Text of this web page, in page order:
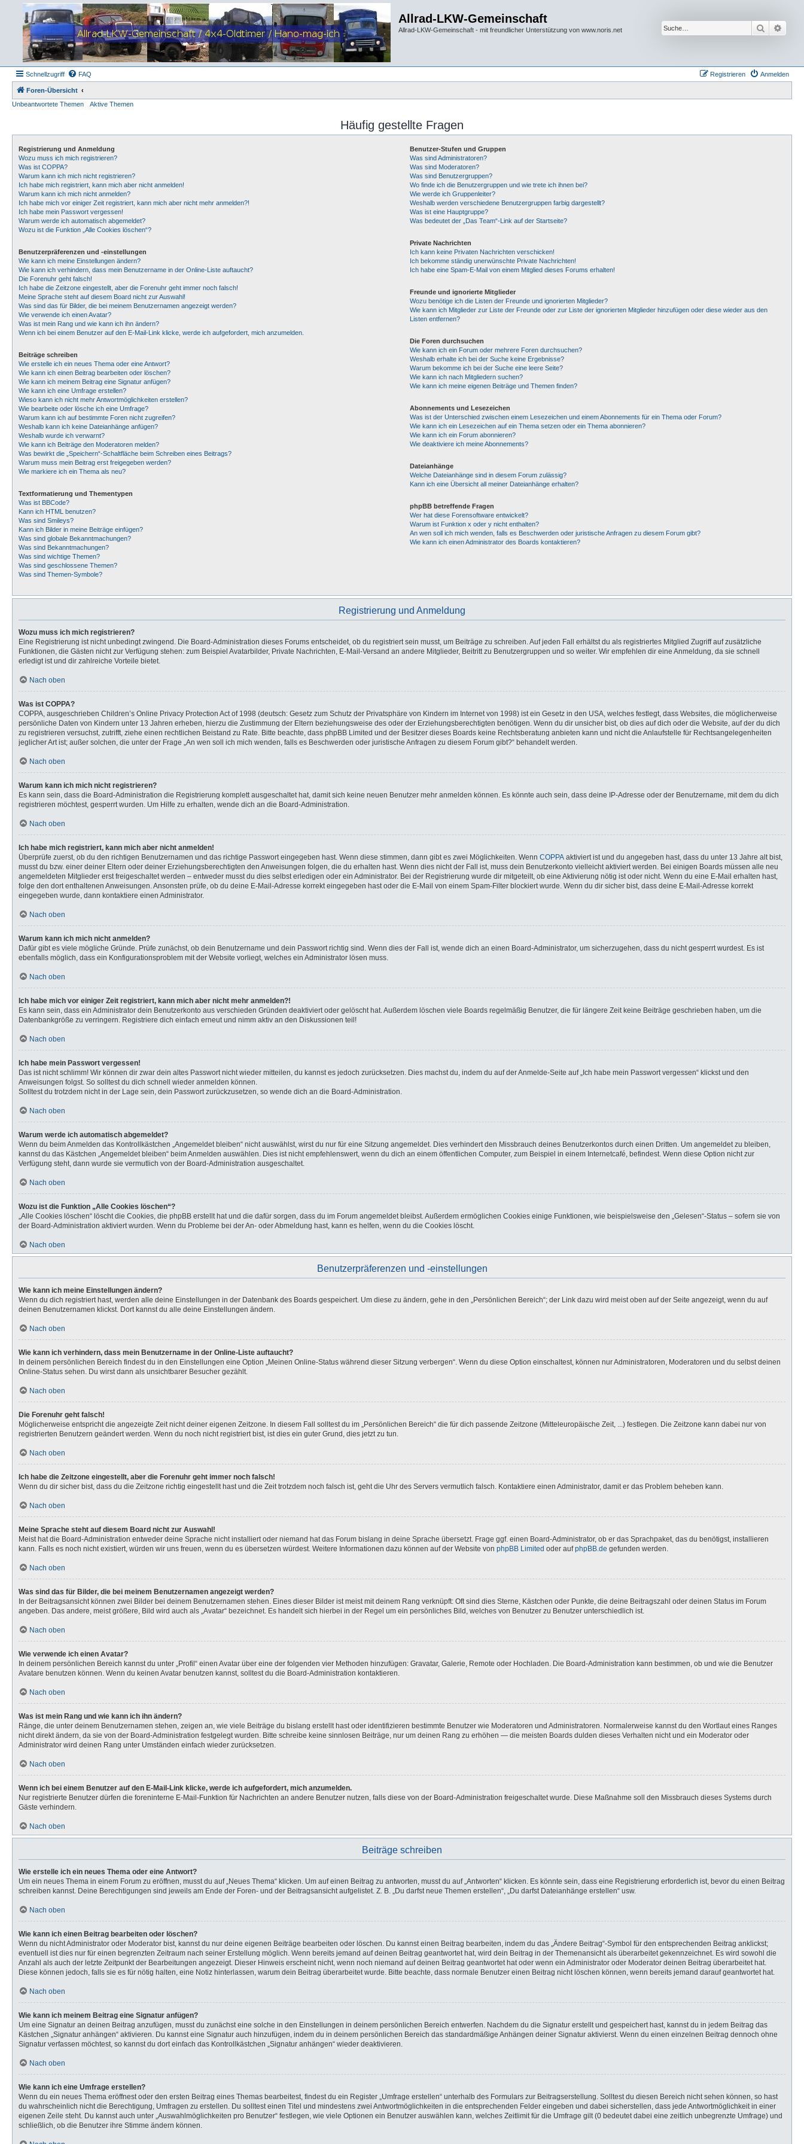
Allrad-LKW-Gemeinschaft
Allrad-LKW-Gemeinschaft - mit freundlicher Unterstützung von www.noris.net Suche
Schnellzugriff FAQ Anmelden
Registrieren
Foren-Übersicht
Unbeantwortete Themen
Aktive Themen
Häufig gestellte Fragen
Registrierung und Anmeldung
Wozu muss ich mich registrieren?
Was ist COPPA?
Warum kann ich mich nicht registrieren?
Ich habe mich registriert, kann mich aber nicht anmelden!
Warum kann ich mich nicht anmelden?
Ich habe mich vor einiger Zeit registriert, kann mich aber nicht mehr anmelden?!
Ich habe mein Passwort vergessen!
Warum werde ich automatisch abgemeldet?
Wozu ist die Funktion „Alle Cookies löschen“?
Benutzerpräferenzen und -einstellungen
Wie kann ich meine Einstellungen ändern?
Wie kann ich verhindern, dass mein Benutzername in der Online-Liste auftaucht?
Die Forenuhr geht falsch!
Ich habe die Zeitzone eingestellt, aber die Forenuhr geht immer noch falsch!
Meine Sprache steht auf diesem Board nicht zur Auswahl!
Was sind das für Bilder, die bei meinem Benutzernamen angezeigt werden?
Wie verwende ich einen Avatar?
Was ist mein Rang und wie kann ich ihn ändern?
Wenn ich bei einem Benutzer auf den E-Mail-Link klicke, werde ich aufgefordert, mich anzumelden.
Beiträge schreiben
Wie erstelle ich ein neues Thema oder eine Antwort?
Wie kann ich einen Beitrag bearbeiten oder löschen?
Wie kann ich meinem Beitrag eine Signatur anfügen?
Wie kann ich eine Umfrage erstellen?
Wieso kann ich nicht mehr Antwortmöglichkeiten erstellen?
Wie bearbeite oder lösche ich eine Umfrage?
Warum kann ich auf bestimmte Foren nicht zugreifen?
Weshalb kann ich keine Dateianhänge anfügen?
Weshalb wurde ich verwarnt?
Wie kann ich Beiträge den Moderatoren melden?
Was bewirkt die „Speichern“-Schaltfläche beim Schreiben eines Beitrags?
Warum muss mein Beitrag erst freigegeben werden?
Wie markiere ich ein Thema als neu?
Textformatierung und Thementypen
Was ist BBCode?
Kann ich HTML benutzen?
Was sind Smileys?
Kann ich Bilder in meine Beiträge einfügen?
Was sind globale Bekanntmachungen?
Was sind Bekanntmachungen?
Was sind wichtige Themen?
Was sind geschlossene Themen?
Was sind Themen-Symbole?
Benutzer-Stufen und Gruppen
Was sind Administratoren?
Was sind Moderatoren?
Was sind Benutzergruppen?
Wo finde ich die Benutzergruppen und wie trete ich ihnen bei?
Wie werde ich Gruppenleiter?
Weshalb werden verschiedene Benutzergruppen farbig dargestellt?
Was ist eine Hauptgruppe?
Was bedeutet der „Das Team“-Link auf der Startseite?
Private Nachrichten
Ich kann keine Privaten Nachrichten verschicken!
Ich bekomme ständig unerwünschte Private Nachrichten!
Ich habe eine Spam-E-Mail von einem Mitglied dieses Forums erhalten!
Freunde und ignorierte Mitglieder
Wozu benötige ich die Listen der Freunde und ignorierten Mitglieder?
Wie kann ich Mitglieder zur Liste der Freunde oder zur Liste der ignorierten Mitglieder hinzufügen oder diese wieder aus den
Listen entfernen?
Die Foren durchsuchen
Wie kann ich ein Forum oder mehrere Foren durchsuchen?
Weshalb erhalte ich bei der Suche keine Ergebnisse?
Warum bekomme ich bei der Suche eine leere Seite?
Wie kann ich nach Mitgliedern suchen?
Wie kann ich meine eigenen Beiträge und Themen finden?
Abonnements und Lesezeichen
Was ist der Unterschied zwischen einem Lesezeichen und einem Abonnements für ein Thema oder Forum?
Wie kann ich ein Lesezeichen auf ein Thema setzen oder ein Thema abonnieren?
Wie kann ich ein Forum abonnieren?
Wie deaktiviere ich meine Abonnements?
Dateianhänge
Welche Dateianhänge sind in diesem Forum zulässig?
Kann ich eine Übersicht all meiner Dateianhänge erhalten?
phpBB betreffende Fragen
Wer hat diese Forensoftware entwickelt?
Warum ist Funktion x oder y nicht enthalten?
An wen soll ich mich wenden, falls es Beschwerden oder juristische Anfragen zu diesem Forum gibt?
Wie kann ich einen Administrator des Boards kontaktieren?
Registrierung und Anmeldung
Wozu muss ich mich registrieren?
Eine Registrierung ist nicht unbedingt zwingend. Die Board-Administration dieses Forums entscheidet, ob du registriert sein musst, um Beiträge zu schreiben. Auf jeden Fall erhältst du als registriertes Mitglied Zugriff auf zusätzliche
Funktionen, die Gästen nicht zur Verfügung stehen: zum Beispiel Avatarbilder, Private Nachrichten, E-Mail-Versand an andere Mitglieder, Beitritt zu Benutzergruppen und so weiter. Wir empfehlen dir eine Anmeldung, da sie schnell
erledigt ist und dir zahlreiche Vorteile bietet.
Nach oben
Was ist COPPA?
COPPA, ausgeschrieben Children’s Online Privacy Protection Act of 1998 (deutsch: Gesetz zum Schutz der Privatsphäre von Kindern im Internet von 1998) ist ein Gesetz in den USA, welches festlegt, dass Websites, die möglicherweise
persönliche Daten von Kindern unter 13 Jahren erheben, hierzu die Zustimmung der Eltern beziehungsweise des oder der Erziehungsberechtigten benötigen. Wenn du dir unsicher bist, ob dies auf dich oder die Website, auf der du dich
zu registrieren versuchst, zutrifft, ziehe einen rechtlichen Beistand zu Rate. Bitte beachte, dass phpBB Limited und der Besitzer dieses Boards keine Rechtsberatung anbieten kann und nicht die Anlaufstelle für Rechtsangelegenheiten
jeglicher Art ist; außer solchen, die unter der Frage „An wen soll ich mich wenden, falls es Beschwerden oder juristische Anfragen zu diesem Forum gibt?“ behandelt werden.
Nach oben
Warum kann ich mich nicht registrieren?
Es kann sein, dass die Board-Administration die Registrierung komplett ausgeschaltet hat, damit sich keine neuen Benutzer mehr anmelden können. Es könnte auch sein, dass deine IP-Adresse oder der Benutzername, mit dem du dich
registrieren möchtest, gesperrt wurden. Um Hilfe zu erhalten, wende dich an die Board-Administration.
Nach oben
Ich habe mich registriert, kann mich aber nicht anmelden!
Überprüfe zuerst, ob du den richtigen Benutzernamen und das richtige Passwort eingegeben hast. Wenn diese stimmen, dann gibt es zwei Möglichkeiten. Wenn COPPA aktiviert ist und du angegeben hast, dass du unter 13 Jahre alt bist,
musst du bzw. einer deiner Eltern oder deiner Erziehungsberechtigten den Anweisungen folgen, die du erhalten hast. Wenn dies nicht der Fall ist, muss dein Benutzerkonto vielleicht aktiviert werden. Bei einigen Boards müssen alle neu
angemeldeten Mitglieder erst freigeschaltet werden – entweder musst du dies selbst erledigen oder ein Administrator. Bei der Registrierung wurde dir mitgeteilt, ob eine Aktivierung nötig ist oder nicht. Wenn du eine E-Mail erhalten hast,
folge den dort enthaltenen Anweisungen. Ansonsten prüfe, ob du deine E-Mail-Adresse korrekt eingegeben hast oder die E-Mail von einem Spam-Filter blockiert wurde. Wenn du dir sicher bist, dass deine E-Mail-Adresse korrekt
eingegeben wurde, dann kontaktiere einen Administrator.
Nach oben
Warum kann ich mich nicht anmelden?
Dafür gibt es viele mögliche Gründe. Prüfe zunächst, ob dein Benutzername und dein Passwort richtig sind. Wenn dies der Fall ist, wende dich an einen Board-Administrator, um sicherzugehen, dass du nicht gesperrt wurdest. Es ist
ebenfalls möglich, dass ein Konfigurationsproblem mit der Website vorliegt, welches ein Administrator lösen muss.
Nach oben
Ich habe mich vor einiger Zeit registriert, kann mich aber nicht mehr anmelden?!
Es kann sein, dass ein Administrator dein Benutzerkonto aus verschieden Gründen deaktiviert oder gelöscht hat. Außerdem löschen viele Boards regelmäßig Benutzer, die für längere Zeit keine Beiträge geschrieben haben, um die
Datenbankgröße zu verringern. Registriere dich einfach erneut und nimm aktiv an den Diskussionen teil!
Nach oben
Ich habe mein Passwort vergessen!
Das ist nicht schlimm! Wir können dir zwar dein altes Passwort nicht wieder mitteilen, du kannst es jedoch zurücksetzen. Dies machst du, indem du auf der Anmelde-Seite auf „Ich habe mein Passwort vergessen“ klickst und den
Anweisungen folgst. So solltest du dich schnell wieder anmelden können.
Solltest du trotzdem nicht in der Lage sein, dein Passwort zurückzusetzen, so wende dich an die Board-Administration.
Nach oben
Warum werde ich automatisch abgemeldet?
Wenn du beim Anmelden das Kontrollkästchen „Angemeldet bleiben“ nicht auswählst, wirst du nur für eine Sitzung angemeldet. Dies verhindert den Missbrauch deines Benutzerkontos durch einen Dritten. Um angemeldet zu bleiben,
kannst du das Kästchen „Angemeldet bleiben“ beim Anmelden auswählen. Dies ist nicht empfehlenswert, wenn du dich an einem öffentlichen Computer, zum Beispiel in einem Internetcafé, befindest. Wenn diese Option nicht zur
Verfügung steht, dann wurde sie vermutlich von der Board-Administration ausgeschaltet.
Nach oben
Wozu ist die Funktion „Alle Cookies löschen“?
„Alle Cookies löschen“ löscht die Cookies, die phpBB erstellt hat und die dafür sorgen, dass du im Forum angemeldet bleibst. Außerdem ermöglichen Cookies einige Funktionen, wie beispielsweise den „Gelesen“-Status – sofern sie von
der Board-Administration aktiviert wurden. Wenn du Probleme bei der An- oder Abmeldung hast, kann es helfen, wenn du die Cookies löscht.
Nach oben
Benutzerpräferenzen und -einstellungen
Wie kann ich meine Einstellungen ändern?
Wenn du dich registriert hast, werden alle deine Einstellungen in der Datenbank des Boards gespeichert. Um diese zu ändern, gehe in den „Persönlichen Bereich“; der Link dazu wird meist oben auf der Seite angezeigt, wenn du auf
deinen Benutzernamen klickst. Dort kannst du alle deine Einstellungen ändern.
Nach oben
Wie kann ich verhindern, dass mein Benutzername in der Online-Liste auftaucht?
In deinem persönlichen Bereich findest du in den Einstellungen eine Option „Meinen Online-Status während dieser Sitzung verbergen“. Wenn du diese Option einschaltest, können nur Administratoren, Moderatoren und du selbst deinen
Online-Status sehen. Du wirst dann als unsichtbarer Besucher gezählt.
Nach oben
Die Forenuhr geht falsch!
Möglicherweise entspricht die angezeigte Zeit nicht deiner eigenen Zeitzone. In diesem Fall solltest du im „Persönlichen Bereich“ die für dich passende Zeitzone (Mitteleuropäische Zeit, ...) festlegen. Die Zeitzone kann dabei nur von
registrierten Benutzern geändert werden. Wenn du noch nicht registriert bist, ist dies ein guter Grund, dies jetzt zu tun.
Nach oben
Ich habe die Zeitzone eingestellt, aber die Forenuhr geht immer noch falsch!
Wenn du dir sicher bist, dass du die Zeitzone richtig eingestellt hast und die Zeit trotzdem noch falsch ist, geht die Uhr des Servers vermutlich falsch. Kontaktiere einen Administrator, damit er das Problem beheben kann.
Nach oben
Meine Sprache steht auf diesem Board nicht zur Auswahl!
Meist hat die Board-Administration entweder deine Sprache nicht installiert oder niemand hat das Forum bislang in deine Sprache übersetzt. Frage ggf. einen Board-Administrator, ob er das Sprachpaket, das du benötigst, installieren
kann. Falls es noch nicht existiert, würden wir uns freuen, wenn du es übersetzen würdest. Weitere Informationen dazu können auf der Website von phpBB Limited oder aufphpBB.de gefunden werden.
Nach oben
Was sind das für Bilder, die bei meinem Benutzernamen angezeigt werden?
In der Beitragsansicht können zwei Bilder bei deinem Benutzernamen stehen. Eines dieser Bilder ist meist mit deinem Rang verknüpft: Oft sind dies Sterne, Kästchen oder Punkte, die deine Beitragszahl oder deinen Status im Forum
angeben. Das andere, meist größere, Bild wird auch als „Avatar“ bezeichnet. Es handelt sich hierbei in der Regel um ein persönliches Bild, welches von Benutzer zu Benutzer unterschiedlich ist.
Nach oben
Wie verwende ich einen Avatar?
In deinem persönlichen Bereich kannst du unter „Profil“ einen Avatar über eine der folgenden vier Methoden hinzufügen: Gravatar, Galerie, Remote oder Hochladen. Die Board-Administration kann bestimmen, ob und wie die Benutzer
Avatare benutzen können. Wenn du keinen Avatar benutzen kannst, solltest du die Board-Administration kontaktieren.
Nach oben
Was ist mein Rang und wie kann ich ihn ändern?
Ränge, die unter deinem Benutzernamen stehen, zeigen an, wie viele Beiträge du bislang erstellt hast oder identifizieren bestimmte Benutzer wie Moderatoren und Administratoren. Normalerweise kannst du den Wortlaut eines Ranges
nicht direkt ändern, da sie von der Board-Administration festgelegt wurden. Bitte schreibe keine sinnlosen Beiträge, nur um deinen Rang zu erhöhen — die meisten Boards dulden dieses Verhalten nicht und ein Moderator oder
Administrator wird deinen Rang unter Umständen einfach wieder zurücksetzen.
Nach oben
Wenn ich bei einem Benutzer auf den E-Mail-Link klicke, werde ich aufgefordert, mich anzumelden.
Nur registrierte Benutzer dürfen die foreninterne E-Mail-Funktion für Nachrichten an andere Benutzer nutzen, falls diese von der Board-Administration freigeschaltet wurde. Diese Maßnahme soll den Missbrauch dieses Systems durch
Gäste verhindern.
Nach oben
Beiträge schreiben
Wie erstelle ich ein neues Thema oder eine Antwort?
Um ein neues Thema in einem Forum zu eröffnen, musst du auf „Neues Thema“ klicken. Um auf einen Beitrag zu antworten, musst du auf „Antworten“ klicken. Es könnte sein, dass eine Registrierung erforderlich ist, bevor du einen Beitrag
schreiben kannst. Deine Berechtigungen sind jeweils am Ende der Foren- und der Beitragsansicht aufgelistet. Z. B. „Du darfst neue Themen erstellen“, „Du darfst Dateianhänge erstellen“ usw.
Nach oben
Wie kann ich einen Beitrag bearbeiten oder löschen?
Wenn du nicht Administrator oder Moderator bist, kannst du nur deine eigenen Beiträge bearbeiten oder löschen. Du kannst einen Beitrag bearbeiten, indem du das „Ändere Beitrag“-Symbol für den entsprechenden Beitrag anklickst;
eventuell ist dies nur für einen begrenzten Zeitraum nach seiner Erstellung möglich. Wenn bereits jemand auf deinen Beitrag geantwortet hat, wird dein Beitrag in der Themenansicht als überarbeitet gekennzeichnet. Es wird sowohl die
Anzahl als auch der letzte Zeitpunkt der Bearbeitungen angezeigt. Dieser Hinweis erscheint nicht, wenn noch niemand auf deinen Beitrag geantwortet hat oder wenn ein Administrator oder Moderator deinen Beitrag überarbeitet hat.
Diese können jedoch, falls sie es für nötig halten, eine Notiz hinterlassen, warum dein Beitrag überarbeitet wurde. Bitte beachte, dass normale Benutzer einen Beitrag nicht löschen können, wenn bereits jemand darauf geantwortet hat.
Nach oben
Wie kann ich meinem Beitrag eine Signatur anfügen?
Um eine Signatur an deinen Beitrag anzufügen, musst du zunächst eine solche in den Einstellungen in deinem persönlichen Bereich entwerfen. Nachdem du die Signatur erstellt und gespeichert hast, kannst du in jedem Beitrag das
Kästchen „Signatur anhängen“ aktivieren. Du kannst eine Signatur auch hinzufügen, indem du in deinem persönlichen Bereich das standardmäßige Anhängen deiner Signatur aktivierst. Wenn du einen einzelnen Beitrag dennoch ohne
Signatur verfassen möchtest, so kannst du dort einfach das Kontrollkästchen „Signatur anhängen“ wieder deaktivieren.
Nach oben
Wie kann ich eine Umfrage erstellen?
Wenn du ein neues Thema eröffnest oder den ersten Beitrag eines Themas bearbeitest, findest du ein Register „Umfrage erstellen“ unterhalb des Formulars zur Beitragserstellung. Solltest du diesen Bereich nicht sehen können, so hast
du wahrscheinlich nicht die Berechtigung, Umfragen zu erstellen. Du solltest einen Titel und mindestens zwei Antwortmöglichkeiten in die entsprechenden Felder eingeben und dabei sicherstellen, dass jede Antwortmöglichkeit in einer
eigenen Zeile steht. Du kannst auch unter „Auswahlmöglichkeiten pro Benutzer“ festlegen, wie viele Optionen ein Benutzer auswählen kann, welches Zeitlimit für die Umfrage gilt (0 bedeutet dabei eine zeitlich unbegrenzte Umfrage) und
schließlich, ob die Benutzer ihre Stimme ändern können.